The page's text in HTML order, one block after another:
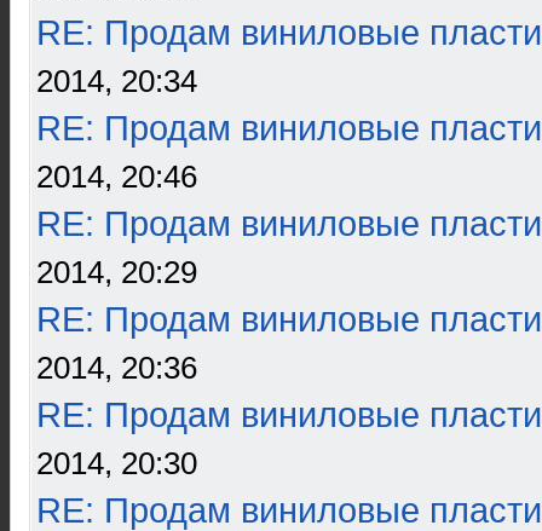
RE: Продам виниловые
2014, 20:34
RE: Продам виниловые
2014, 20:46
RE: Продам виниловые
2014, 20:29
RE: Продам виниловые
2014, 20:36
RE: Продам виниловые
2014, 20:30
RE: Продам виниловые